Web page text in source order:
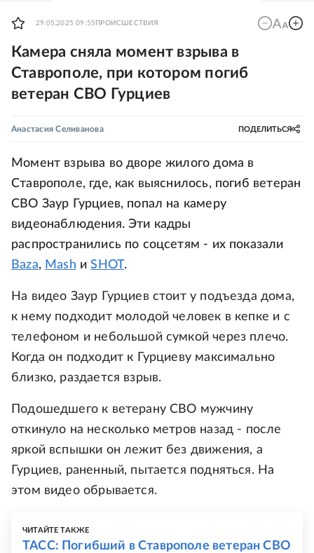
29.05.2025 09:55 ПРОИСШЕСТВИЯ
Камера сняла момент взрыва в
Ставрополе, при котором погиб
ветеран СВО Гурциев
Анастасия Селиванова ПОДЕЛИТЬСЯ
Момент взрыва во дворе жилого дома в
Ставрополе, где, как выяснилось, погиб ветеран
СВО Заур Гурциев, попал на камеру
видеонаблюдения. Эти кадры
распространились по соцсетям - их показали
Baza, Mash иSHOT.
На видео Заур Гурциев стоит у подъезда дома,
к нему подходит молодой человек в кепке и с
телефоном и небольшой сумкой через плечо.
Когда он подходит к Гурциеву максимально
близко, раздается взрыв.
Подошедшего к ветерану СВО мужчину
откинуло на несколько метров назад - после
яркой вспышки он лежит без движения, а
Гурциев, раненный, пытается подняться. На
этом видео обрывается.
ЧИТАЙТЕ ТАКЖЕ
ТАСС: Погибший в Ставрополе ветеран СВО